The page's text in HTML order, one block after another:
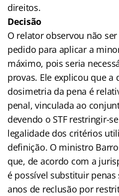
direitos.
Decisão
O relator observou não
pedido para aplicar a
máximo, pois seria
provas. Ele explicou que a
dosimetria da pena é
penal, vinculada ao
devendo o STF restringir-
legalidade dos critérios
definição. O ministro
que, de acordo com a
é possível substituir
anos de reclusão por